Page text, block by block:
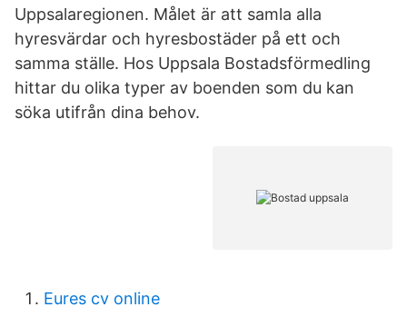
Uppsalaregionen. Målet är att samla alla
hyresvärdar och hyresbostäder på ett och
samma ställe. Hos Uppsala Bostadsförmedling
hittar du olika typer av boenden som du kan
söka utifrån dina behov.
Eures cv online